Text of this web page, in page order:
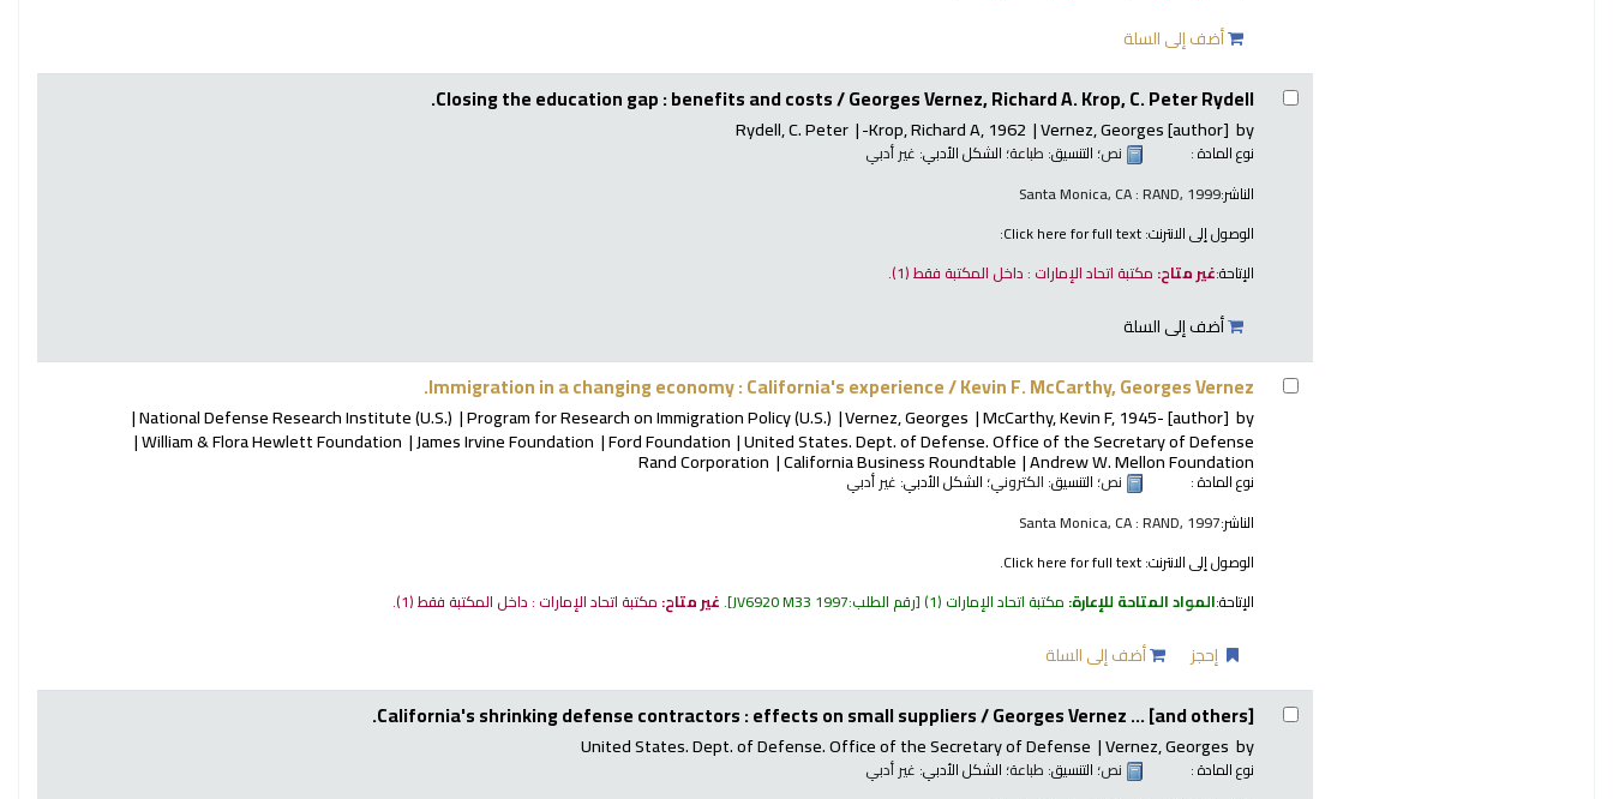
أضف إلى السلة
Closing the education gap : benefits and costs /Georges Vernez, Richard A. Krop, C. Peter Rydell.
by
Vernez, Georges[author]
Krop, Richard A, 1962-
Rydell, C. Peter
نوع المادة : نص؛ التنسيق: طباعة؛ الشكل الأدبي: غير أدبي
الناشر:Santa Monica, CA : RAND, 1999
الوصول إلى الانترنت:Click here for full text:
الإتاحة:غير متاح: مكتبة اتحاد الإمارات : داخل المكتبة فقط(1).
أضف إلى السلة
Immigration in a changing economy : California's experience /Kevin F. McCarthy, Georges Vernez.
by
McCarthy, Kevin F, 1945-[author]
Vernez, Georges
Program for Research on Immigration Policy (U.S.)
National Defense Research Institute (U.S.)
United States. Dept. of Defense. Office of the Secretary of Defense
Ford Foundation
James Irvine Foundation
William & Flora Hewlett Foundation
Andrew W. Mellon Foundation
California Business Roundtable
Rand Corporation
نوع المادة : نص؛ التنسيق: الكتروني؛ الشكل الأدبي: غير أدبي
الناشر:Santa Monica, CA : RAND, 1997
الوصول إلى الانترنت:Click here for full text.
الإتاحة:المواد المتاحة للإعارة: مكتبة اتحاد الإمارات (1) رقم الطلب:JV6920 M33 1997
.غير متاح: مكتبة اتحاد الإمارات : داخل المكتبة فقط(1).
إحجز أضف إلى السلة
California's shrinking defense contractors : effects on small suppliers /Georges Vernez ... [and others].
by
Vernez, Georges
United States. Dept. of Defense. Office of the Secretary of Defense
نوع المادة : نص؛ التنسيق: طباعة؛ الشكل الأدبي: غير أدبي